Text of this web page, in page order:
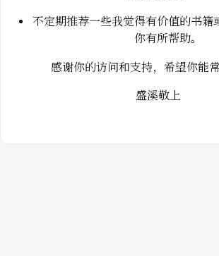
不定期推荐一些我觉得有价值的书籍
你有所帮助。
感谢你的访问和支持，希望你能常
盛溪敬上